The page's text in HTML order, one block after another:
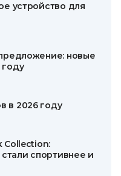
устройство для
новые
году
в 2026 году
Collection:
спортивнее и